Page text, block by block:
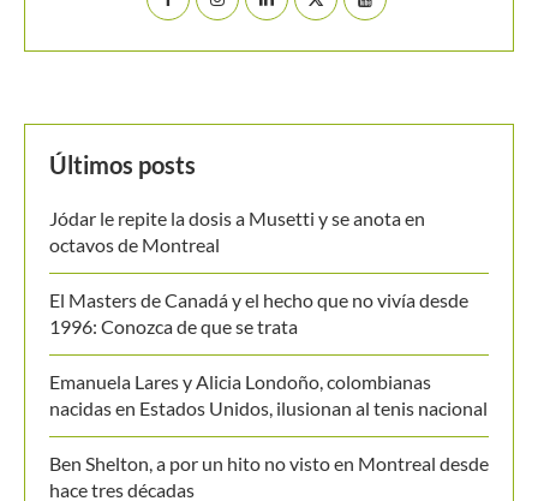
Jódar le repite la dosis a Musetti y se anota en
octavos de Montreal
El Masters de Canadá y el hecho que no vivía desde
1996: Conozca de que se trata
Emanuela Lares y Alicia Londoño, colombianas
nacidas en Estados Unidos, ilusionan al tenis nacional
Ben Shelton, a por un hito no visto en Montreal desde